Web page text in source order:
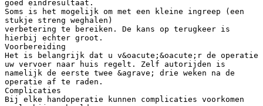
goed eindresultaat.
Soms is het mogelijk om met een kleine ingreep (een
stukje streng weghalen)
verbetering te bereiken. De kans op terugkeer is
hierbij echter groot.
Voorbereiding
Het is belangrijk dat u v&oacute;&oacute;r de operatie
uw vervoer naar huis regelt. Zelf autorijden is
namelijk de eerste twee &agrave; drie weken na de
operatie af te raden.
Complicaties
Bij elke handoperatie kunnen complicaties voorkomen